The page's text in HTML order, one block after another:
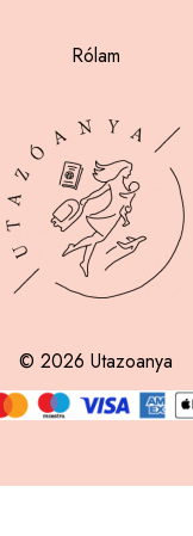
Rólam
© 2026 Utazoanya